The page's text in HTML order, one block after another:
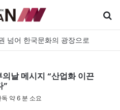
넘어 한국문화의 광장으로
날 메시지 “산업화 이끈
”
독 약 6 분 소요